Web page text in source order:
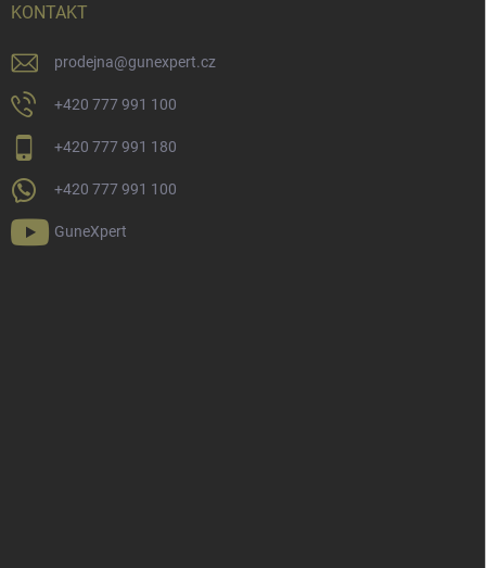
KONTAKT
prodejna@gunexpert.cz
+420 777 991 100
+420 777 991 180
+420 777 991 100
GuneXpert